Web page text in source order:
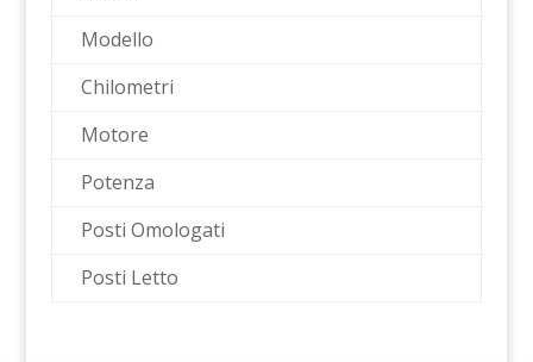
Modello
Chilometri
Motore
Potenza
Posti Omologati
Posti Letto